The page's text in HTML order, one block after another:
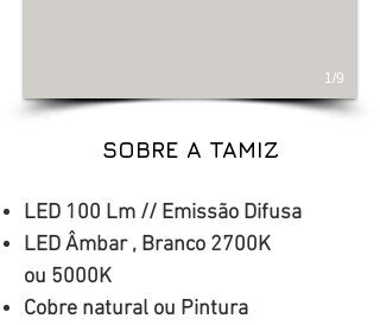
1/9
SOBRE A TAMIZ
LED 100 Lm // Emissão Difusa
LED Âmbar , Branco 2700K
ou 5000K
Cobre natural ou Pintura